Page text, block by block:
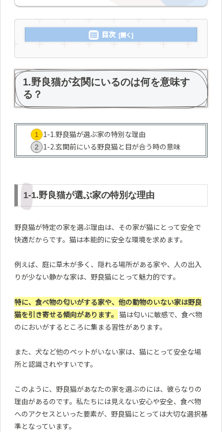
目次
1.野良猫が玄関にいるのは何を意味す
る？
1-1.野良猫が選ぶ家の特別な理由
1-2.玄関前にいる野良猫と目が合う時の意味
1-1.野良猫が選ぶ家の特別な理由
野良猫が特定の家を選ぶ理由は、その家が猫にとって安全で
快適だからです。猫は本能的に安全な環境を求めます。
例えば、庭に草木が多く、隠れる場所がある家や、人の出入
りが少ない静かな家は、野良猫にとって魅力的です。
特に、食べ物の匂いがする家や、他の動物のいない家は野良
猫を引き寄せる傾向があります。 猫は匂いに敏感で、食べ物
のにおいがするところに集まる習性があります。
また、犬など他のペットがいない家は、猫にとって安全な場
所と認識されやすいです。
このように、野良猫があなたの家を選ぶのには、彼らなりの
理由があるのです。私たちには見えない安心や安全、食べ物
へのアクセスといった要素が、野良猫にとっては大切な選択基
準となっています。